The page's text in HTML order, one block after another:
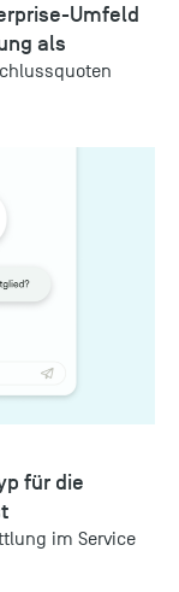
Umfeld
als
für die
im Service